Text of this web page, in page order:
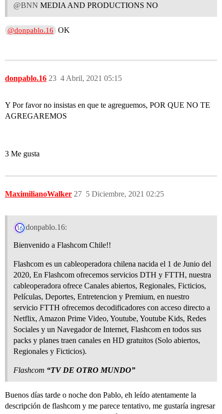
@BNN MEDIA AND PRODUCTIONS NO
@donpablo.16 OK
donpablo.16 4 Abril, 2021 05:15
23
Y Por favor no insistas en que te agreguemos, POR QUE NO TE
AGREGAREMOS
3 Me gusta
MaximilianoWalker 5 Diciembre, 2021 02:25
27
donpablo.16:
Bienvenido a Flashcom Chile!!
Flashcom es un cableoperadora chilena nacida el 1 de Junio del
2020, En Flashcom ofrecemos servicios DTH y FTTH, nuestra
cableoperadora ofrece Canales abiertos, Regionales, Ficticios,
Películas, Deportes, Entretencion y Premium, en nuestro
servicio FTTH ofrecemos decodificadores con acceso directo a
Netflix, Amazon Prime Video, Youtube, Youtube Kids, Redes
Sociales y un Navegador de Internet, Flashcom en todos sus
packs y planes traen canales en HD gratuitos (Solo abiertos,
Regionales y Ficticios).
Flashcom “TV DE OTRO MUNDO”
Buenos días tarde o noche don Pablo, eh leído atentamente la
descripción de flashcom y me parece tentativo, me gustaría ingresar